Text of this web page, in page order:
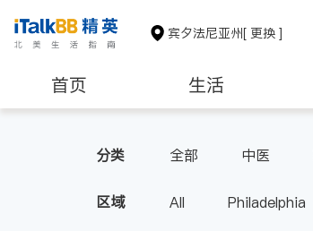
宾夕法尼亚州[ 更换 ]
首页 生活
分类 全部 中医
内分泌科
区域 All Philadelphia